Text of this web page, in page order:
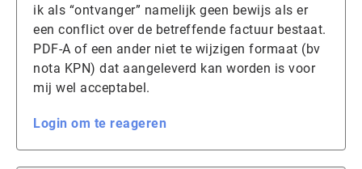
ik als “ontvanger” namelijk geen bewijs als er
een conflict over de betreffende factuur bestaat.
PDF-A of een ander niet te wijzigen formaat (bv
nota KPN) dat aangeleverd kan worden is voor
mij wel acceptabel.
Login om te reageren